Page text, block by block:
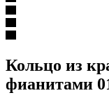
Кольцо из
фианитами